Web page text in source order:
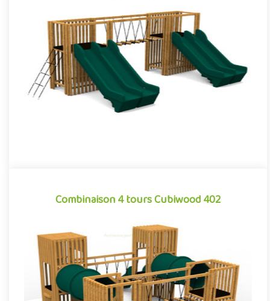
Combinaison 2 tours Cubiwood 203
Structure pour aires de jeux extérieurs caractérisée par ses
lignes cubiques et son habillage à claire-voie composé de
bardag..
Offre partenaire
Combinaison 4 tours Cubiwood 402
Combinaison 4 tours Cubiwood 402
Structure pour aires de jeux extérieurs caractérisée par ses
lignes cubiques et son habillage à claire-voie composé de
bardag..